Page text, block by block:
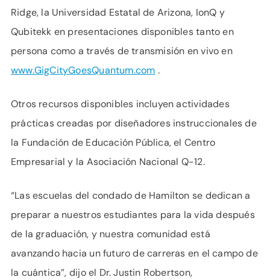
Ridge, la Universidad Estatal de Arizona, IonQ y
Qubitekk en presentaciones disponibles tanto en
persona como a través de transmisión en vivo en
www.GigCityGoesQuantum.com .
Otros recursos disponibles incluyen actividades
prácticas creadas por diseñadores instruccionales de
la Fundación de Educación Pública, el Centro
Empresarial y la Asociación Nacional Q-12.
“Las escuelas del condado de Hamilton se dedican a
preparar a nuestros estudiantes para la vida después
de la graduación, y nuestra comunidad está
avanzando hacia un futuro de carreras en el campo de
la cuántica”, dijo el Dr. Justin Robertson,